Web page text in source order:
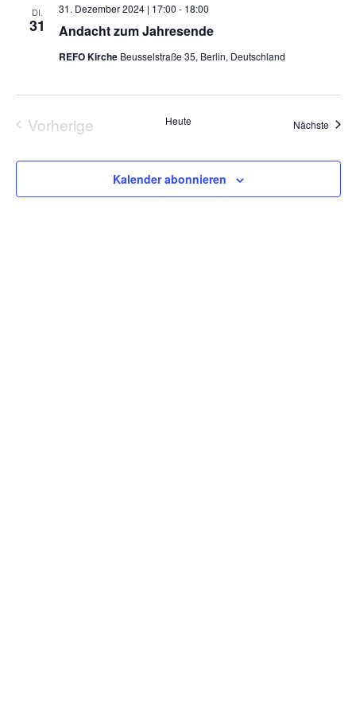
DI.
31 Andacht zum Jahresende
31. Dezember 2024 | 17:00 - 18:00
REFO Kirche Beusselstraße 35, Berlin, Deutschland
Vorherige
Heute Nächste
Kalender abonnieren